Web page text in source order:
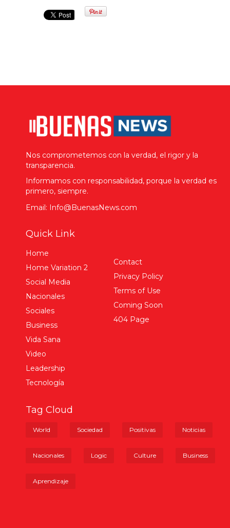
Nos comprometemos con la verdad, el rigor y la
transparencia.
Informamos con responsabilidad, porque la verdad es
primero, siempre.
Email: Info@BuenasNews.com
Quick Link
Home
Home Variation 2
Social Media
Nacionales
Sociales
Business
Vida Sana
Video
Leadership
Tecnología
Contact
Privacy Policy
Terms of Use
Coming Soon
404 Page
Tag Cloud
World Sociedad Positivas Noticias
Nacionales Logic Culture Business
Aprendizaje